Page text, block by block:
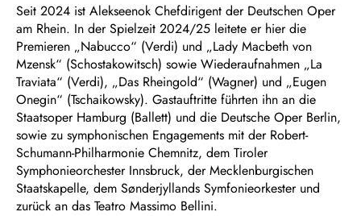
Seit 2024 ist Alekseenok Chefdirigent der Deutschen Oper
am Rhein. In der Spielzeit 2024/25 leitete er hier die
Premieren „Nabucco“ (Verdi) und „Lady Macbeth von
Mzensk“ (Schostakowitsch) sowie Wiederaufnahmen „La
Traviata“ (Verdi), „Das Rheingold“ (Wagner) und „Eugen
Onegin“ (Tschaikowsky). Gastauftritte führten ihn an die
Staatsoper Hamburg (Ballett) und die Deutsche Oper Berlin,
sowie zu symphonischen Engagements mit der Robert-
Schumann-Philharmonie Chemnitz, dem Tiroler
Symphonieorchester Innsbruck, der Mecklenburgischen
Staatskapelle, dem Sønderjyllands Symfonieorkester und
zurück an das Teatro Massimo Bellini.